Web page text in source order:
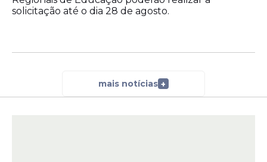
solicitação até o dia 28 de agosto.
mais notícias +